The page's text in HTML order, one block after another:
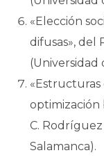
«Elección
difusas», del
(Universidad
«Estructuras
optimización
C.
Salamanca).